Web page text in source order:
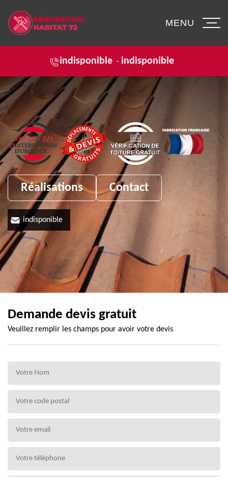
indisponible - indisponible
MENU
Réalisations Contact
indisponible
Demande devis gratuit
Veuillez remplir les champs pour avoir votre devis